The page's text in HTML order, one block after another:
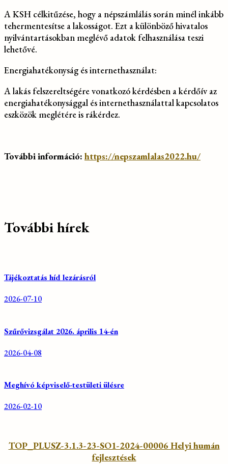
A KSH célkitűzése, hogy a népszámlálás során minél inkább
tehermentesítse a lakosságot. Ezt a különböző hivatalos
nyilvántartásokban meglévő adatok felhasználása teszi
lehetővé.
Energiahatékonyság és internethasználat:
A lakás felszereltségére vonatkozó kérdésben a kérdőív az
energiahatékonysággal és internethasználattal kapcsolatos
eszközök meglétére is rákérdez.
További információ: https://nepszamlalas2022.hu/
További hírek
Tájékoztatás híd lezárásról
2026-07-10
Szűrővizsgálat 2026. április 14-én
2026-04-08
Meghívó képviselő-testületi ülésre
2026-02-10
TOP_PLUSZ-3.1.3-23-SO1-2024-00006 Helyi humán
fejlesztések